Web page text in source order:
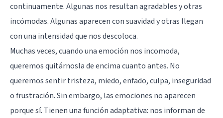
continuamente. Algunas nos resultan agradables y otras
incómodas. Algunas aparecen con suavidad y otras llegan
con una intensidad que nos descoloca.
Muchas veces, cuando una emoción nos incomoda,
queremos quitárnosla de encima cuanto antes. No
queremos sentir tristeza, miedo, enfado, culpa, inseguridad
o frustración. Sin embargo, las emociones no aparecen
porque sí. Tienen una función adaptativa: nos informan de